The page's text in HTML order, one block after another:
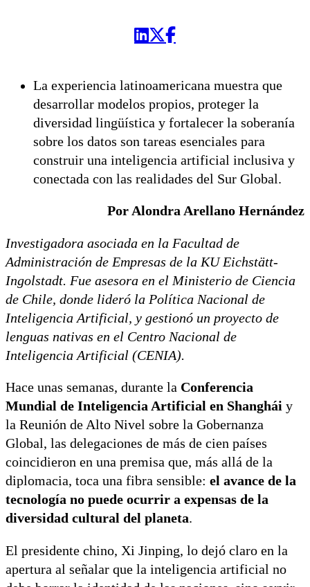
La experiencia latinoamericana muestra que
desarrollar modelos propios, proteger la
diversidad lingüística y fortalecer la soberanía
sobre los datos son tareas esenciales para
construir una inteligencia artificial inclusiva y
conectada con las realidades del Sur Global.
Por Alondra Arellano Hernández
Investigadora asociada en la Facultad de
Administración de Empresas de la KU Eichstätt-
Ingolstadt. Fue asesora en el Ministerio de Ciencia
de Chile, donde lideró la Política Nacional de
Inteligencia Artificial, y gestionó un proyecto de
lenguas nativas en el Centro Nacional de
Inteligencia Artificial (CENIA).
Hace unas semanas, durante la Conferencia
Mundial de Inteligencia Artificial en Shanghái y
la Reunión de Alto Nivel sobre la Gobernanza
Global, las delegaciones de más de cien países
coincidieron en una premisa que, más allá de la
diplomacia, toca una fibra sensible: el avance de la
tecnología no puede ocurrir a expensas de la
diversidad cultural del planeta.
El presidente chino, Xi Jinping, lo dejó claro en la
apertura al señalar que la inteligencia artificial no